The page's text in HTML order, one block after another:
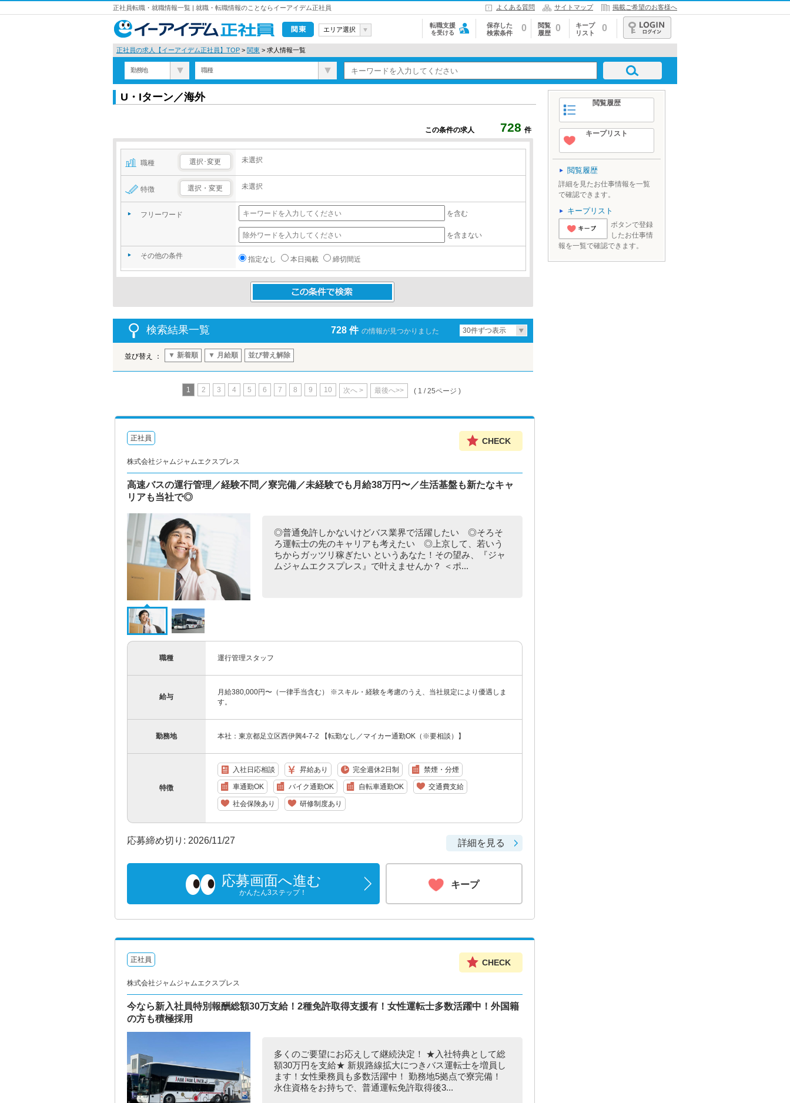
正社員転職・就職情報一覧 | 就職・転職情報のことならイーアイデム正社員 よくある質問 サイトマップ 掲載ご希望のお客様へ
関東
エリア選択
転職支援
を受ける
保存した
検索条件
0
閲覧
履歴
0
キープ
リスト
0
ログイン
正社員の求人【イーアイデム正社員】TOP > 関東 > 求人情報一覧
勤務地 職種
U・Iターン／海外
この条件の求人 728 件
職種 選択･変更 未選択
特徴 選択・変更 未選択
フリーワード を含む
を含まない
その他の条件 指定なし 本日掲載 締切間近
この条件で検索
検索結果一覧 728 件 の情報が見つかりました 30件ずつ表示
並び替え ： ▼ 新着順 ▼ 月給順 並び替え解除
1 2 3 4 5 6 7 8 9 10 次へ > 最後へ>> ( 1 / 25ページ )
正社員 CHECK
株式会社ジャムジャムエクスプレス
高速バスの運行管理／経験不問／寮完備／未経験でも月給38万円〜／生活基盤も新たなキャ
リアも当社で◎
◎普通免許しかないけどバス業界で活躍したい ◎そろそ
ろ運転士の先のキャリアも考えたい ◎上京して、若いう
ちからガッツリ稼ぎたい というあなた！その望み、『ジャ
ムジャムエクスプレス』で叶えませんか？ ＜ポ...
職種 運行管理スタッフ
給与
月給380,000円〜（一律手当含む） ※スキル・経験を考慮のうえ、当社規定により優遇しま
す。
勤務地 本社：東京都足立区西伊興4-7-2 【転勤なし／マイカー通勤OK（※要相談）】
特徴
入社日応相談 昇給あり 完全週休2日制 禁煙・分煙
車通勤OK バイク通勤OK 自転車通勤OK 交通費支給
社会保険あり 研修制度あり
応募締め切り: 2026/11/27 詳細を見る
応募画面へ進む
かんたん3ステップ！
キープ
正社員 CHECK
株式会社ジャムジャムエクスプレス
今なら新入社員特別報酬総額30万支給！2種免許取得支援有！女性運転士多数活躍中！外国籍
の方も積極採用
多くのご要望にお応えして継続決定！ ★入社特典として総
額30万円を支給★ 新規路線拡大につきバス運転士を増員し
ます！女性乗務員も多数活躍中！ 勤務地5拠点で寮完備！
永住資格をお持ちで、普通運転免許取得後3...
閲覧履歴
キープリスト
閲覧履歴
詳細を見たお仕事情報を一覧
で確認できます。
キープリスト
'とりあえずキ
ボタンで登録
したお仕事情
報を一覧で確認できます。